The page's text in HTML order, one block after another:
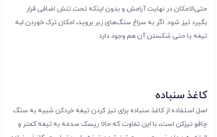
حتی‌الامکان در نهایت آرامش و بدون اینکه تحت تنش اضافی قرار
بگیرد تیز شود. اگر به سراغ سنگ‌های زبر بروید، امکان ترک خوردن لبه
تیغه یا حتی شکستن آن هم وجود دارد.
کاغذ سنباده
اصل استفاده از کاغذ سنباده برای تیز کردن تیغه خردکن شبیه به سنگ
چاقو تیزکن است، با این تفاوت که حالا ریسک صدمه به تیغه کمتر و